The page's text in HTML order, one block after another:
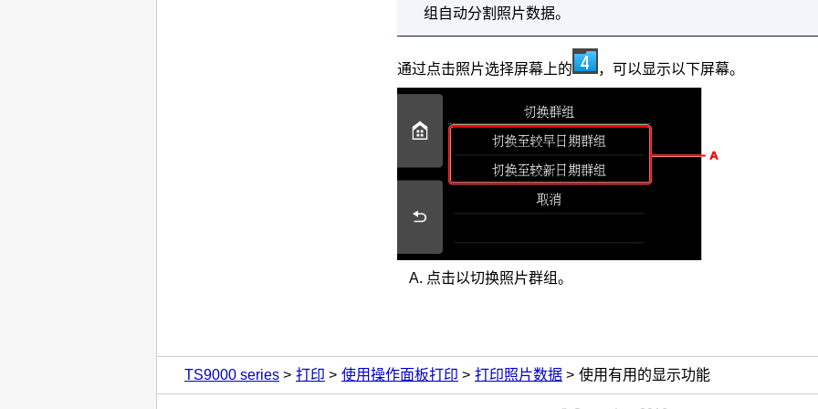
组自动分割照片数据。
通过点击照片选择屏幕上的 ，可以显示以下屏幕。
点击以切换照片群组。
TS9000 series 打印 使用操作面板打印 打印照片数据 使用有用的显示功能